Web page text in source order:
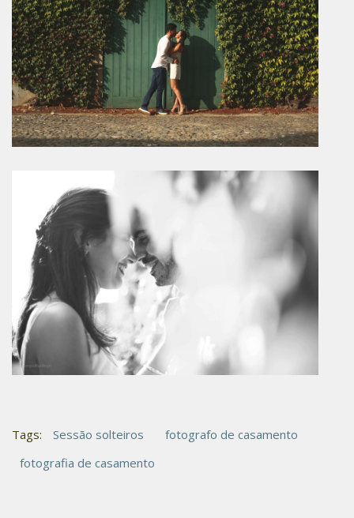
Tags: Sessão solteiros
fotografo de casamento
fotografia de casamento